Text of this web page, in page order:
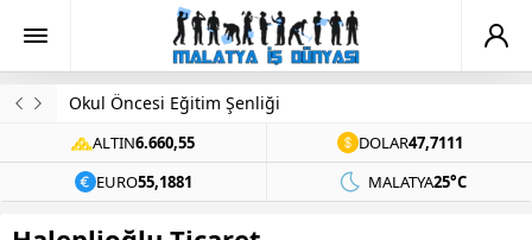
Evinde Ölü Bulundu
ALTIN6.660,55 DOLAR47,7111
EURO55,1881 MALATYA25°C